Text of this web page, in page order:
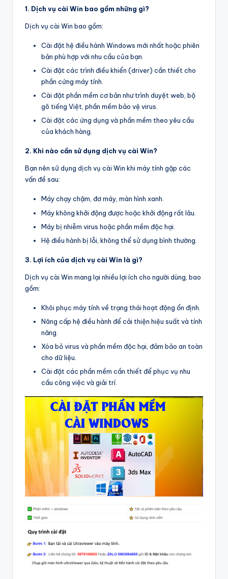
1. Dịch vụ cài Win bao gồm những gì?
Dịch vụ cài Win bao gồm:
Cài đặt hệ điều hành Windows mới nhất hoặc phiên
bản phù hợp với nhu cầu của bạn.
Cài đặt các trình điều khiển (driver) cần thiết cho
phần cứng máy tính.
Cài đặt phần mềm cơ bản như trình duyệt web, bộ
gõ tiếng Việt, phần mềm bảo vệ virus.
Cài đặt các ứng dụng và phần mềm theo yêu cầu
của khách hàng.
2. Khi nào cần sử dụng dịch vụ cài Win?
Bạn nên sử dụng dịch vụ cài Win khi máy tính gặp các
vấn đề sau:
Máy chạy chậm, đơ máy, màn hình xanh.
Máy không khởi động được hoặc khởi động rất lâu.
Máy bị nhiễm virus hoặc phần mềm độc hại.
Hệ điều hành bị lỗi, không thể sử dụng bình thường.
3. Lợi ích của dịch vụ cài Win là gì?
Dịch vụ cài Win mang lại nhiều lợi ích cho người dùng, bao
gồm:
Khôi phục máy tính về trạng thái hoạt động ổn định.
Nâng cấp hệ điều hành để cải thiện hiệu suất và tính
năng.
Xóa bỏ virus và phần mềm độc hại, đảm bảo an toàn
cho dữ liệu.
Cài đặt các phần mềm cần thiết để phục vụ nhu
cầu công việc và giải trí.